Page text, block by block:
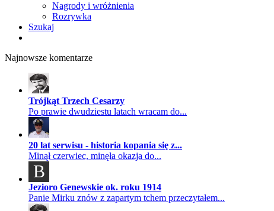
Nagrody i wróżnienia
Rozrywka
Szukaj
Najnowsze komentarze
Trójkąt Trzech Cesarzy
Po prawie dwudziestu latach wracam do...
20 lat serwisu - historia kopania się z...
Minął czerwiec, minęła okazja do...
B
Jezioro Genewskie ok. roku 1914
Panie Mirku znów z zapartym tchem przeczytałem...